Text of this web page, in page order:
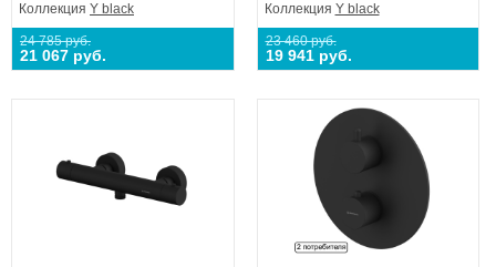
Коллекция Y black
24 785 руб.
21 067 руб.
Коллекция Y black
23 460 руб.
19 941 руб.